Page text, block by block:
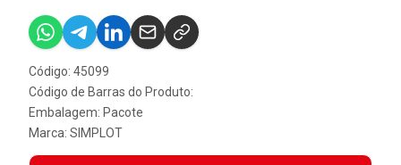
Código: 45099
Código de Barras do Produto:
Embalagem: Pacote
Marca: SIMPLOT